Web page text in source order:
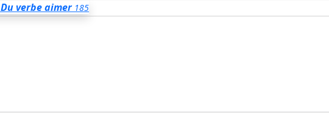
Du verbe aimer 185